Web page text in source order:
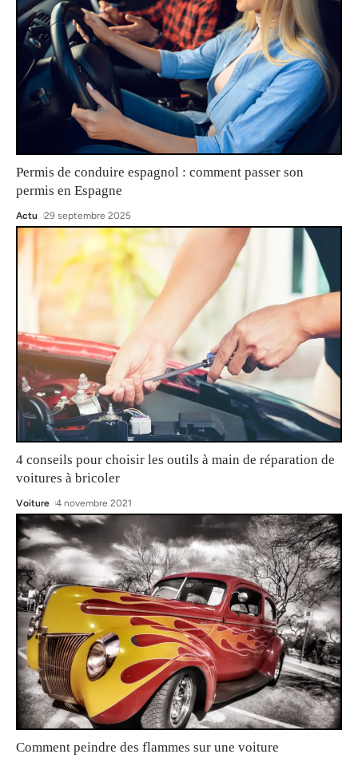
Permis de conduire espagnol : comment passer son
permis en Espagne
Actu 29 septembre 2025
4 conseils pour choisir les outils à main de réparation de
voitures à bricoler
Voiture 4 novembre 2021
Comment peindre des flammes sur une voiture